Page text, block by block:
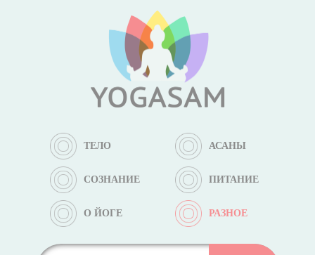
ТЕЛО АСАНЫ
СОЗНАНИЕ ПИТАНИЕ
О ЙОГЕ РАЗНОЕ